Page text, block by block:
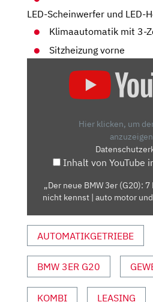
LED-Scheinwerfer und LED-
Klimaautomatik mit 3-
Sitzheizung vorne
SICHER
KENNST
MOTOR
UND
SPORT“
Hier klicken, um
Inhalt von YouTube
„Der neue BMW 3er (G20):
nicht kennst | auto motor
AUTOMATIKGETRIEBE
BMW 3ER G20
KOMBI LEASING